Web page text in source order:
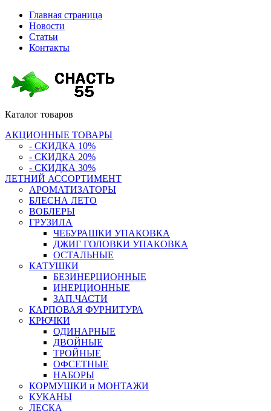
Главная страница
Новости
Статьи
Контакты
Каталог товаров
АКЦИОННЫЕ ТОВАРЫ
- СКИДКА 10%
- СКИДКА 20%
- СКИДКА 30%
ЛЕТНИЙ АССОРТИМЕНТ
АРОМАТИЗАТОРЫ
БЛЕСНА ЛЕТО
ВОБЛЕРЫ
ГРУЗИЛА
ЧЕБУРАШКИ УПАКОВКА
ДЖИГ ГОЛОВКИ УПАКОВКА
ОСТАЛЬНЫЕ
КАТУШКИ
БЕЗИНЕРЦИОННЫЕ
ИНЕРЦИОННЫЕ
ЗАП.ЧАСТИ
КАРПОВАЯ ФУРНИТУРА
КРЮЧКИ
ОДИНАРНЫЕ
ДВОЙНЫЕ
ТРОЙНЫЕ
ОФСЕТНЫЕ
НАБОРЫ
КОРМУШКИ и МОНТАЖИ
КУКАНЫ
ЛЕСКА